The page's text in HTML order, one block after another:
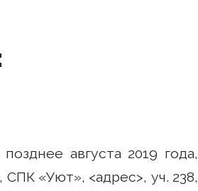
августа 2019 года,
«Уют», <адрес>, уч. 238,